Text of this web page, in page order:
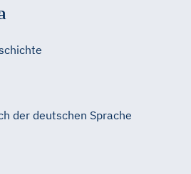
der deutschen Sprache